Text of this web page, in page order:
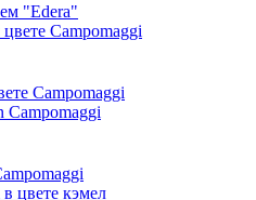
"Edera"
Campomaggi